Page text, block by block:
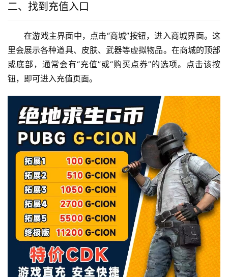
二、找到充值入口
在游戏主界面中，点击“商城”按钮，进入商城界面。这
里会展示各种道具、皮肤、武器等虚拟物品。在商城的顶部
或底部，通常会有“充值”或“购买点券”的选项。点击该按
钮，即可进入充值页面。